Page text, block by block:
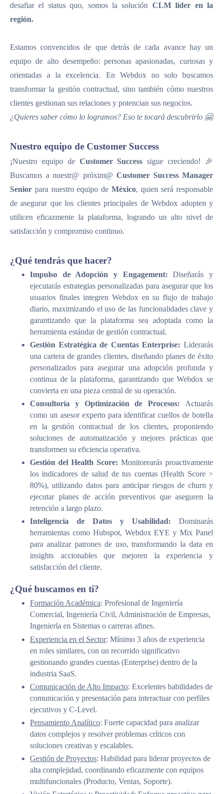
desafiar el status quo, somos la solución CLM líder en la
región.
Estamos convencidos de que detrás de cada avance hay un
equipo de alto desempeño: personas apasionadas, curiosas y
orientadas a la excelencia. En Webdox no solo buscamos
transformar la gestión contractual, sino también cómo nuestros
clientes gestionan sus relaciones y potencian sus negocios.
¿Quieres saber cómo lo logramos? Eso te tocará descubrirlo 🤗
Nuestro equipo de Customer Success
¡Nuestro equipo de Customer Success sigue creciendo! 🎉
Buscamos a nuestr@ próxim@ Customer Success Manager
Senior para nuestro equipo de México, quien será responsable
de asegurar que los clientes principales de Webdox adopten y
utilicen eficazmente la plataforma, logrando un alto nivel de
satisfacción y compromiso continuo.
¿Qué tendrás que hacer?
Impulso de Adopción y Engagement:Diseñarás y
ejecutarás estrategias personalizadas para asegurar que los
usuarios finales integren Webdox en su flujo de trabajo
diario, maximizando el uso de las funcionalidades clave y
garantizando que la plataforma sea adoptada como la
herramienta estándar de gestión contractual.
Gestión Estratégica de Cuentas Enterprise: Liderarás
una cartera de grandes clientes, diseñando planes de éxito
personalizados para asegurar una adopción profunda y
continua de la plataforma, garantizando que Webdox se
convierta en una pieza central de su operación.
Consultoría y Optimización de Procesos: Actuarás
como un asesor experto para identificar cuellos de botella
en la gestión contractual de los clientes, proponiendo
soluciones de automatización y mejores prácticas que
transformen su eficiencia operativa.
Gestión del Health Score: Monitorearás proactivamente
los indicadores de salud de tus cuentas (Health Score >
80%), utilizando datos para anticipar riesgos de churn y
ejecutar planes de acción preventivos que aseguren la
retención a largo plazo.
Inteligencia de Datos y Usabilidad: Dominarás
herramientas como Hubspot, Webdox EYE y Mix Panel
para analizar patrones de uso, transformando la data en
insights accionables que mejoren la experiencia y
satisfacción del cliente.
¿Qué buscamos en ti?
Formación Académica: Profesional de Ingeniería
Comercial, Ingeniería Civil, Administración de Empresas,
Ingeniería en Sistemas o carreras afines.
Experiencia en el Sector: Mínimo 3 años de experiencia
en roles similares, con un recorrido significativo
gestionando grandes cuentas (Enterprise) dentro de la
industria SaaS.
Comunicación de Alto Impacto: Excelentes habilidades de
comunicación y presentación para interactuar con perfiles
ejecutivos y C-Level.
Pensamiento Analítico: Fuerte capacidad para analizar
datos complejos y resolver problemas críticos con
soluciones creativas y escalables.
Gestión de Proyectos: Habilidad para liderar proyectos de
alta complejidad, coordinando eficazmente con equipos
multifuncionales (Producto, Ventas, Soporte).